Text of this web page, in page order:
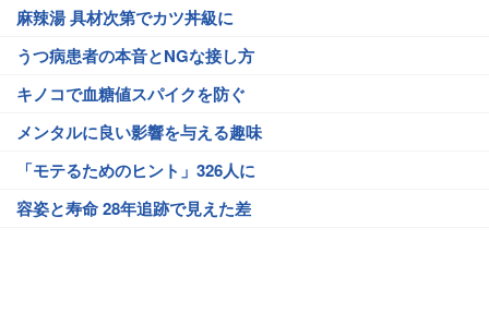
麻辣湯 具材次第でカツ丼級に
うつ病患者の本音とNGな接し方
キノコで血糖値スパイクを防ぐ
メンタルに良い影響を与える趣味
「モテるためのヒント」326人に
容姿と寿命 28年追跡で見えた差